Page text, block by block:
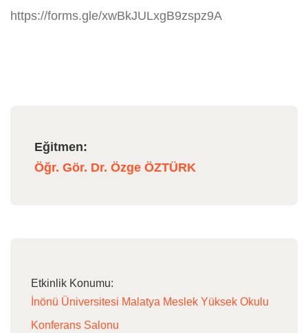
https://forms.gle/xwBkJULxgB9zspz9A
Eğitmen:
Öğr. Gör. Dr. Özge ÖZTÜRK
Etkinlik Konumu:
İnönü Üniversitesi Malatya Meslek Yüksek Okulu
Konferans Salonu